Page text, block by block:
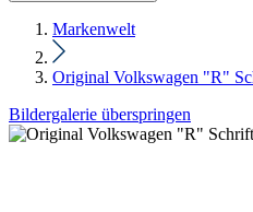
Markenwelt
Original Volkswagen "R"
Bildergalerie überspringen